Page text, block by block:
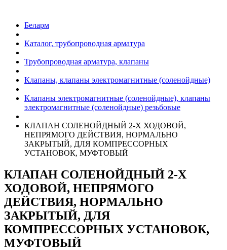
Беларм
Каталог, трубопроводная арматура
Трубопроводная арматура, клапаны
Клапаны, клапаны электромагнитные (соленойдные)
Клапаны электромагнитные (соленойдные), клапаны
электромагнитные (соленойдные) резьбовые
КЛАПАН СОЛЕНОЙДНЫЙ 2-Х ХОДОВОЙ,
НЕПРЯМОГО ДЕЙСТВИЯ, НОРМАЛЬНО
ЗАКРЫТЫЙ, ДЛЯ КОМПРЕССОРНЫХ
УСТАНОВОК, МУФТОВЫЙ
КЛАПАН СОЛЕНОЙДНЫЙ 2-Х
ХОДОВОЙ, НЕПРЯМОГО
ДЕЙСТВИЯ, НОРМАЛЬНО
ЗАКРЫТЫЙ, ДЛЯ
КОМПРЕССОРНЫХ УСТАНОВОК,
МУФТОВЫЙ